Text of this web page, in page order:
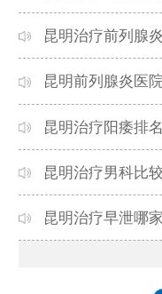
昆明治疗前列腺
昆明前列腺炎医
昆明治疗阳痿排
昆明治疗男科比
昆明治疗早泄哪